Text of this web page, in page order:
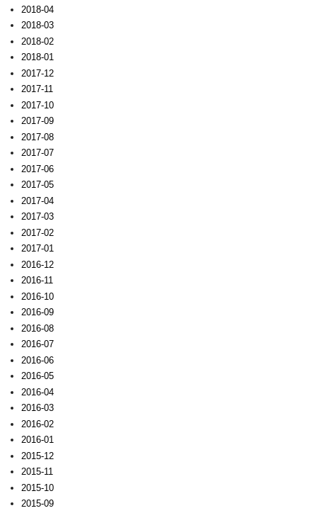
2018-04
2018-03
2018-02
2018-01
2017-12
2017-11
2017-10
2017-09
2017-08
2017-07
2017-06
2017-05
2017-04
2017-03
2017-02
2017-01
2016-12
2016-11
2016-10
2016-09
2016-08
2016-07
2016-06
2016-05
2016-04
2016-03
2016-02
2016-01
2015-12
2015-11
2015-10
2015-09